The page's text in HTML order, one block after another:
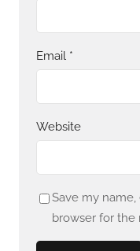
Email *
Website
Save my
browser for the